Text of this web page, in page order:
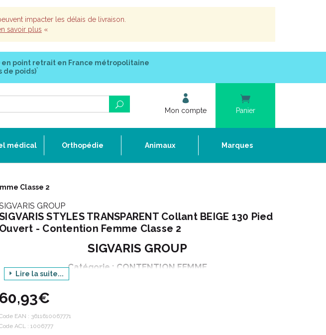
impacter les délais de livraison.
savoir plus «
en point retrait en France métropolitaine
de poids)*
Mon compte Panier
médical Orthopédie Animaux Marques
Classe 2
GROUP
STYLES TRANSPARENT Collant BEIGE 130 Pied
Ouvert - Contention Femme Classe 2
SIGVARIS GROUP
Catégorie : CONTENTION FEMME
Lire la suite...
60,93€
EAN : 3611610067771
ACL : 1006777